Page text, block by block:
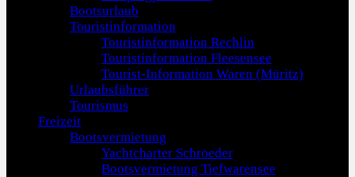
Bootsurlaub
Touristinformation
Touristinformation Rechlin
Touristinformation Fleesensee
Tourist-Information Waren (Müritz)
Urlaubsführer
Tourismus
Freizeit
Bootsvermietung
Yachtcharter Schroeder
Bootsvermietung Tiefwarensee